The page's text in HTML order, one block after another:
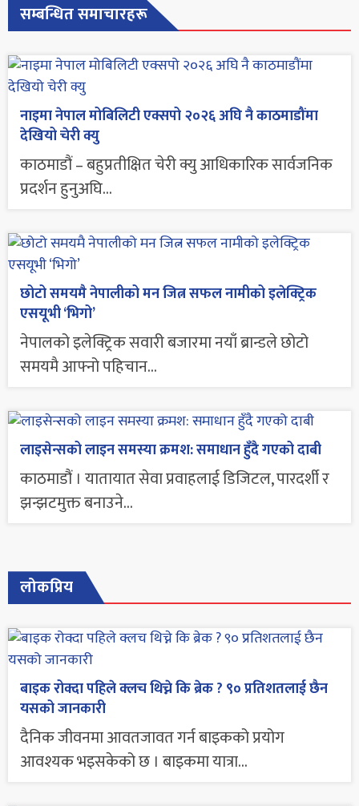
सम्बन्धित समाचारहरू
नाइमा नेपाल मोबिलिटी एक्सपो २०२६ अघि नै काठमाडौंमा
देखियो चेरी क्यु
काठमाडौं – बहुप्रतीक्षित चेरी क्यु आधिकारिक सार्वजनिक
प्रदर्शन हुनुअघि...
छोटो समयमै नेपालीको मन जित्न सफल नामीको इलेक्ट्रिक
एसयूभी ‘भिगो’
नेपालको इलेक्ट्रिक सवारी बजारमा नयाँ ब्रान्डले छोटो
समयमै आफ्नो पहिचान...
लाइसेन्सको लाइन समस्या क्रमश: समाधान हुँदै गएको दाबी
काठमाडौं । यातायात सेवा प्रवाहलाई डिजिटल, पारदर्शी र
झन्झटमुक्त बनाउने...
लोकप्रिय
बाइक रोक्दा पहिले क्लच थिच्ने कि ब्रेक ? ९० प्रतिशतलाई छैन
यसको जानकारी
दैनिक जीवनमा आवतजावत गर्न बाइकको प्रयोग
आवश्यक भइसकेको छ । बाइकमा यात्रा...